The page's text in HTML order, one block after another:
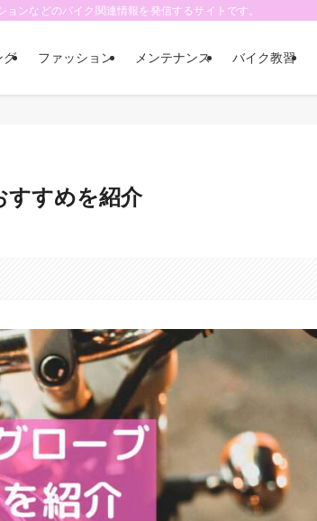
ンなどのバイク関連情報を発信するサイトです。
グ ファッション メンテナンス バイク教習
すすめを紹介